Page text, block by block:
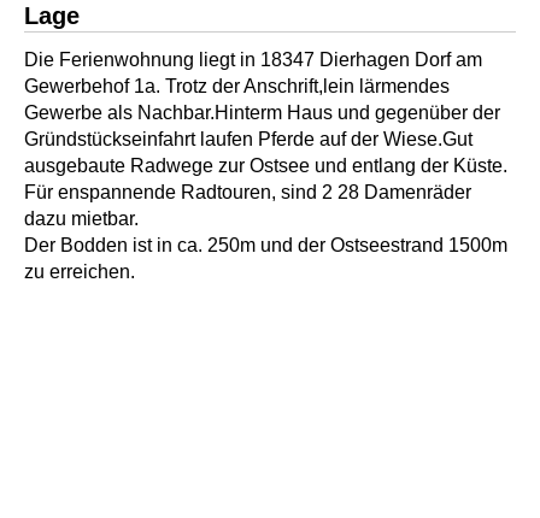
Lage
Die Ferienwohnung liegt in 18347 Dierhagen Dorf am
Gewerbehof 1a. Trotz der Anschrift,lein lärmendes
Gewerbe als Nachbar.Hinterm Haus und gegenüber der
Gründstückseinfahrt laufen Pferde auf der Wiese.Gut
ausgebaute Radwege zur Ostsee und entlang der Küste.
Für enspannende Radtouren, sind 2 28 Damenräder
dazu mietbar.
Der Bodden ist in ca. 250m und der Ostseestrand 1500m
zu erreichen.